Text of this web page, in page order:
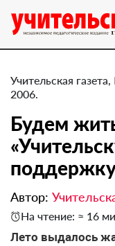
Учительская
2006.
Будем
Автор:
На чтение: ≈ 16
Лето выдалось